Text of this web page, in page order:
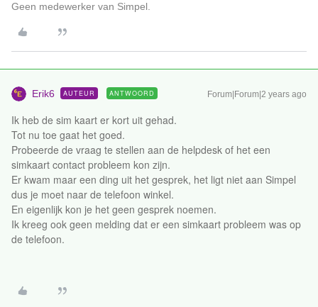
Geen medewerker van Simpel.
Erik6 AUTEUR ANTWOORD Forum|Forum|2 years ago
Ik heb de sim kaart er kort uit gehad.
Tot nu toe gaat het goed.
Probeerde de vraag te stellen aan de helpdesk of het een
simkaart contact probleem kon zijn.
Er kwam maar een ding uit het gesprek, het ligt niet aan Simpel
dus je moet naar de telefoon winkel.
En eigenlijk kon je het geen gesprek noemen.
Ik kreeg ook geen melding dat er een simkaart probleem was op
de telefoon.